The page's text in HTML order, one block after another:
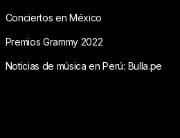
Conciertos en México
Premios Grammy 2022
Noticias de música en Perú: Bulla.pe